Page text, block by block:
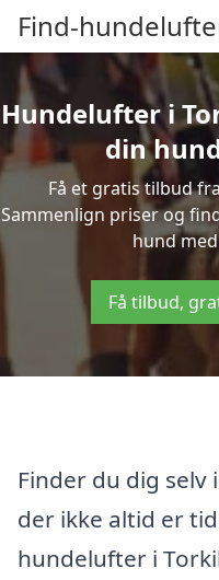
Find-
Hundelufter i
din
Få et gratis tilbud
Sammenlign priser og
hund
Få tilbud,
Finder du dig
der ikke altid er
hundelufter i